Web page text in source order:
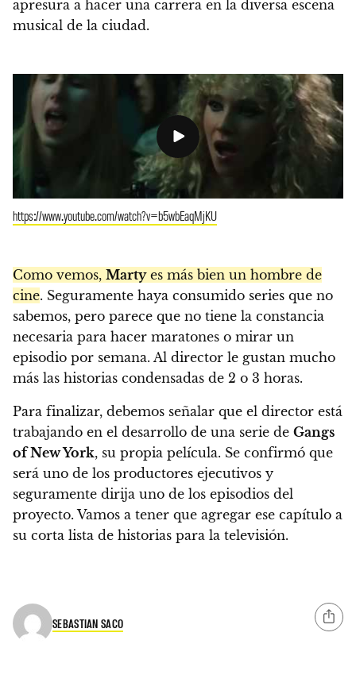
apresura a hacer una carrera en la diversa escena
musical de la ciudad.
https://www.youtube.com/watch?v=b5wbEaqMjKU
Como vemos, Martyes más bien un hombre de
cine. Seguramente haya consumido series que no
sabemos, pero parece que no tiene la constancia
necesaria para hacer maratones o mirar un
episodio por semana. Al director le gustan mucho
más las historias condensadas de 2 o 3 horas.
Para finalizar, debemos señalar que el director está
trabajando en el desarrollo de una serie de Gangs
of New York, su propia película. Se confirmó que
será uno de los productores ejecutivos y
seguramente dirija uno de los episodios del
proyecto. Vamos a tener que agregar ese capítulo a
su corta lista de historias para la televisión.
SEBASTIAN SACO